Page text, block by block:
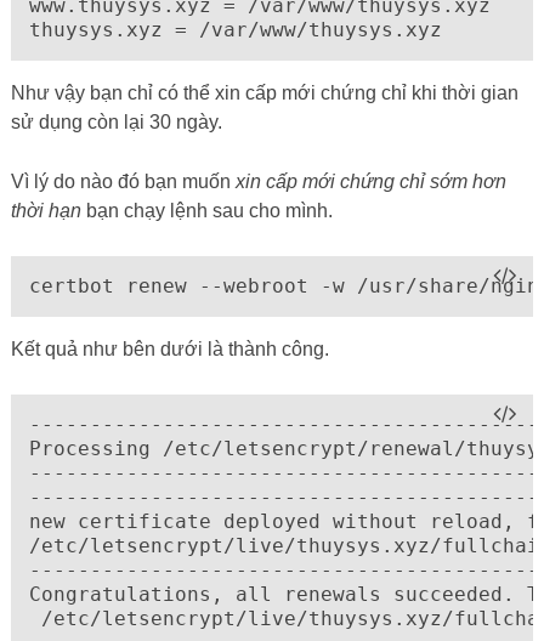
www.thuysys.xyz = /var/www/thuysys.xyz
thuysys.xyz = /var/www/thuysys.xyz
Như vậy bạn chỉ có thể xin cấp mới chứng chỉ khi thời gian
sử dụng còn lại 30 ngày.
Vì lý do nào đó bạn muốnxin cấp mới chứng chỉ sớm hơn
thời hạnbạn chạy lệnh sau cho mình.
certbot renew --webroot -w /usr/share/
Kết quả như bên dưới là thành công.
Processing /etc/letsencrypt/renewal/
new certificate deployed without reload,
/etc/letsencrypt/live/thuysys.xyz/
Congratulations, all renewals succeeded.
/etc/letsencrypt/live/thuysys.xyz/